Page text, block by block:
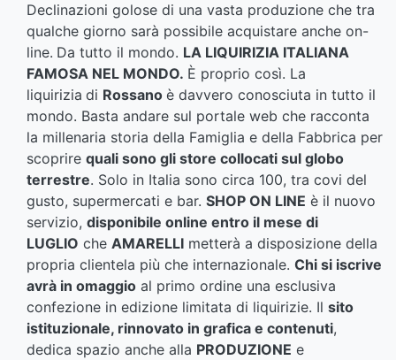
Declinazioni golose di una vasta produzione che tra
qualche giorno sarà possibile acquistare anche on-
line. Da tutto il mondo. LA LIQUIRIZIA ITALIANA
FAMOSA NEL MONDO. È proprio così. La
liquirizia di Rossano è davvero conosciuta in tutto il
mondo. Basta andare sul portale web che racconta
la millenaria storia della Famiglia e della Fabbrica per
scoprire quali sono gli store collocati sul globo
terrestre. Solo in Italia sono circa 100, tra covi del
gusto, supermercati e bar. SHOP ON LINE è il nuovo
servizio, disponibile online entro il mese di
LUGLIO che AMARELLI metterà a disposizione della
propria clientela più che internazionale. Chi si iscrive
avrà in omaggio al primo ordine una esclusiva
confezione in edizione limitata di liquirizie. Il sito
istituzionale, rinnovato in grafica e contenuti,
dedica spazio anche alla PRODUZIONE e